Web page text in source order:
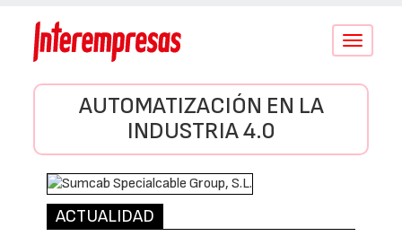
Conmutar
AUTOMATIZACIÓN EN LA
INDUSTRIA 4.0
ACTUALIDAD